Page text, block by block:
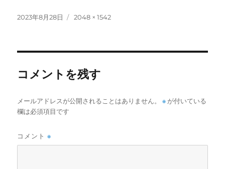
投
2023年8月28日
フ
2048 × 1542
コメントを残す
メールアドレスが公開されることはありません。 ※が付いている
欄は必須項目です
コメント※